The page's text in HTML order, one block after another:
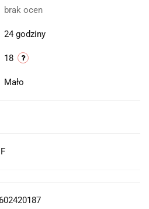
brak ocen
24 godziny
18
Mało